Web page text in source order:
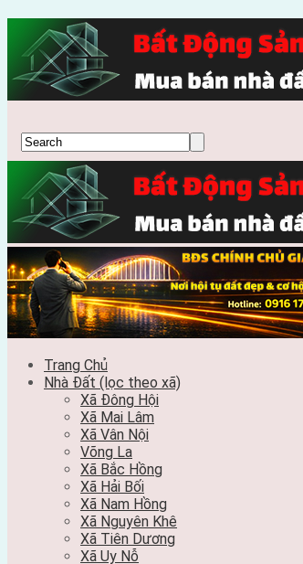
Trang Chủ
Nhà Đất (lọc theo xã)
Xã Đông Hội
Xã Mai Lâm
Xã Vân Nội
Võng La
Xã Bắc Hồng
Xã Hải Bối
Xã Nam Hồng
Xã Nguyên Khê
Xã Tiên Dương
Xã Uy Nỗ